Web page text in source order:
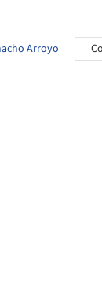
Arroyo